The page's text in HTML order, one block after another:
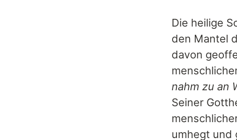
Die heilige
den Mantel
davon
nahm zu an
Seiner
umhegt und